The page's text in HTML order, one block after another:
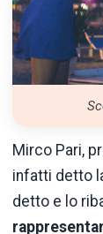
Mirco Pari,
infatti detto
detto e lo